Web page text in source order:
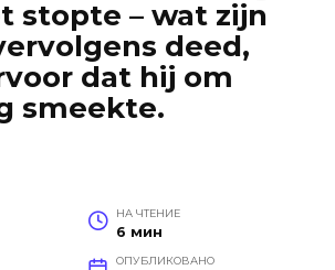
stopte – wat zijn
deed,
dat hij om
smeekte.
НА ЧТЕНИЕ
6 мин
ОПУБЛИКОВАНО